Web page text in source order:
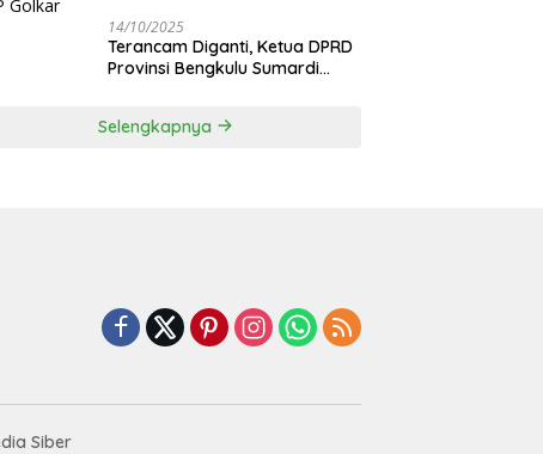
14/10/2025
Terancam Diganti, Ketua DPRD
Provinsi Bengkulu Sumardi
Selengkapnya
Siber